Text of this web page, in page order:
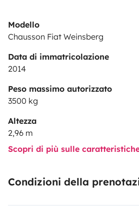
Modello
Chausson Fiat Weinsberg
Data di immatricolazione
2014
Peso massimo autorizzato
3500 kg
Altezza
2,96 m
Scopri di più sulle
Condizioni della